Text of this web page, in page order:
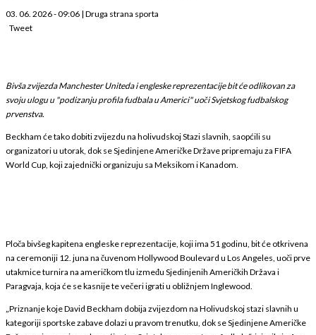
03. 06. 2026 - 09:06 | Druga strana sporta
Tweet
Bivša zvijezda Manchester Uniteda i engleske reprezentacije bit će odlikovan za
svoju ulogu u "podizanju profila fudbala u Americi" uoči Svjetskog fudbalskog
prvenstva.
Beckham će tako dobiti zvijezdu na holivudskoj Stazi slavnih, saopćili su
organizatori u utorak, dok se Sjedinjene Američke Države pripremaju za FIFA
World Cup, koji zajednički organizuju sa Meksikom i Kanadom.
Ploča bivšeg kapitena engleske reprezentacije, koji ima 51 godinu, bit će otkrivena
na ceremoniji 12. juna na čuvenom Hollywood Boulevard u Los Angeles, uoči prve
utakmice turnira na američkom tlu između Sjedinjenih Američkih Država i
Paragvaja, koja će se kasnije te večeri igrati u obližnjem Inglewood.
„Priznanje koje David Beckham dobija zvijezdom na Holivudskoj stazi slavnih u
kategoriji sportske zabave dolazi u pravom trenutku, dok se Sjedinjene Američke